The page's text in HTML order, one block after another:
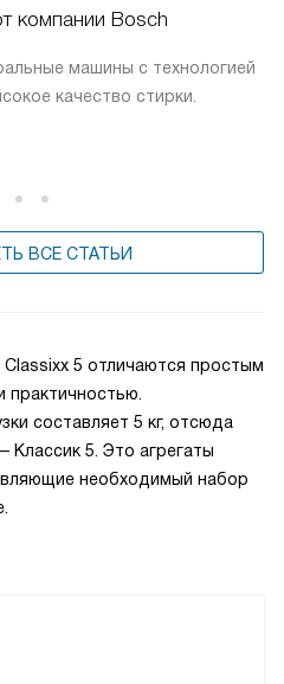
компании Bosch
машины с технологией
качество стирки.
ВСЕ СТАТЬИ
5 отличаются простым
практичностью.
составляет 5 кг, отсюда
Классик 5. Это агрегаты
необходимый набор